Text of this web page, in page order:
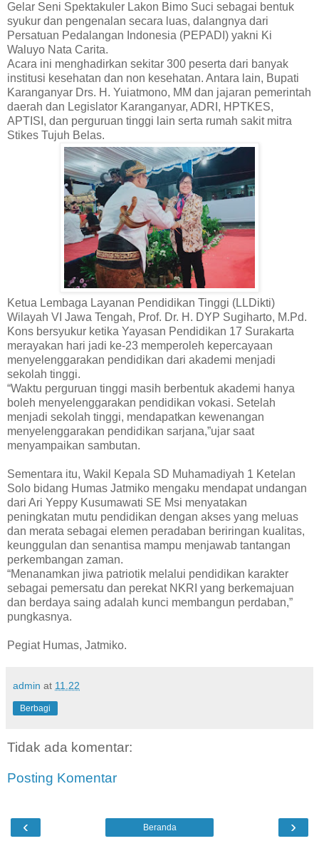
Gelar Seni Spektakuler Lakon Bimo Suci sebagai bentuk
syukur dan pengenalan secara luas, dalangnya dari
Persatuan Pedalangan Indonesia (PEPADI) yakni Ki
Waluyo Nata Carita.
Acara ini menghadirkan sekitar 300 peserta dari banyak
institusi kesehatan dan non kesehatan. Antara lain, Bupati
Karanganyar Drs. H. Yuiatmono, MM dan jajaran pemerintah
daerah dan Legislator Karanganyar, ADRI, HPTKES,
APTISI, dan perguruan tinggi lain serta rumah sakit mitra
Stikes Tujuh Belas.
Ketua Lembaga Layanan Pendidikan Tinggi (LLDikti)
Wilayah VI Jawa Tengah, Prof. Dr. H. DYP Sugiharto, M.Pd.
Kons bersyukur ketika Yayasan Pendidikan 17 Surakarta
merayakan hari jadi ke-23 memperoleh kepercayaan
menyelenggarakan pendidikan dari akademi menjadi
sekolah tinggi.
“Waktu perguruan tinggi masih berbentuk akademi hanya
boleh menyelenggarakan pendidikan vokasi. Setelah
menjadi sekolah tinggi, mendapatkan kewenangan
menyelenggarakan pendidikan sarjana,”ujar saat
menyampaikan sambutan.
Sementara itu, Wakil Kepala SD Muhamadiyah 1 Ketelan
Solo bidang Humas Jatmiko mengaku mendapat undangan
dari Ari Yeppy Kusumawati SE Msi menyatakan
peningkatan mutu pendidikan dengan akses yang meluas
dan merata sebagai elemen peradaban beriringan kualitas,
keunggulan dan senantisa mampu menjawab tantangan
perkembangan zaman.
“Menanamkan jiwa patriotik melalui pendidikan karakter
sebagai pemersatu dan perekat NKRI yang berkemajuan
dan berdaya saing adalah kunci membangun perdaban,”
pungkasnya.
Pegiat Humas, Jatmiko.
admin at 11.22
Berbagi
Tidak ada komentar:
Posting Komentar
‹ ›
Beranda